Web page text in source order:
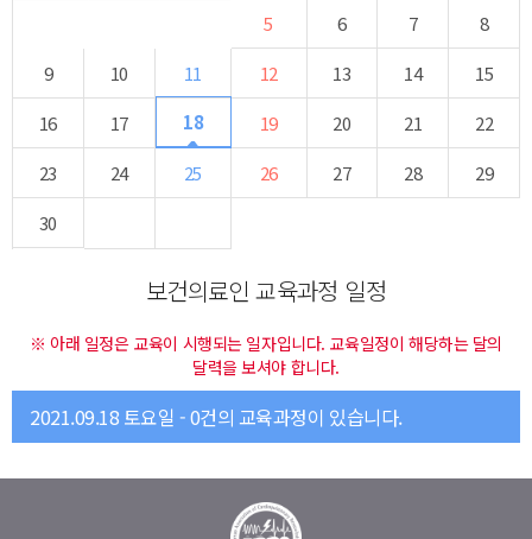
5
6 7
8
9
10 11 12 13 14
15
16
17 18 19 20 21
22
23
24 25 26 27 28
29
30
보건의료인 교육과정 일정
※ 아래 일정은 교육이 시행되는 일자입니다. 교육일정이 해당하는 달의
달력을 보셔야 합니다.
2021.09.18 토요일 - 0건의 교육과정이 있습니다.